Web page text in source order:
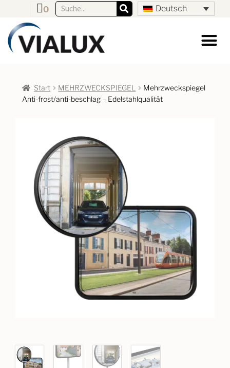
0 Deutsch
Start MEHRZWECKSPIEGEL
Mehrzweckspiegel
Anti-frost/anti-beschlag – Edelstahlqualität